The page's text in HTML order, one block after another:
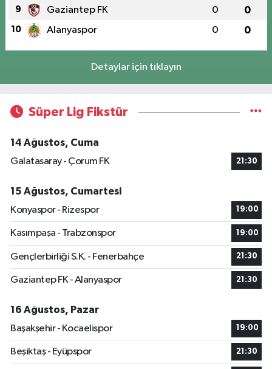
9 Gaziantep FK 0 0
10 Alanyaspor 0 0
Detaylar için tıklayın
Süper Lig Fikstür
14 Ağustos, Cuma
Galatasaray - Çorum FK
21:30
15 Ağustos, Cumartesi
Konyaspor - Rizespor
19:00
Kasımpaşa - Trabzonspor 19:00
Gençlerbirliği S.K. - Fenerbahçe 21:30
Gaziantep FK - Alanyaspor 21:30
16 Ağustos, Pazar
Başakşehir - Kocaelispor
19:00
Beşiktaş - Eyüpspor 21:30